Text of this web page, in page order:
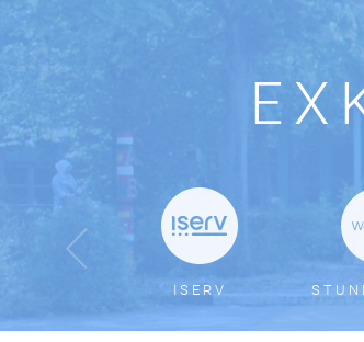
ISERV